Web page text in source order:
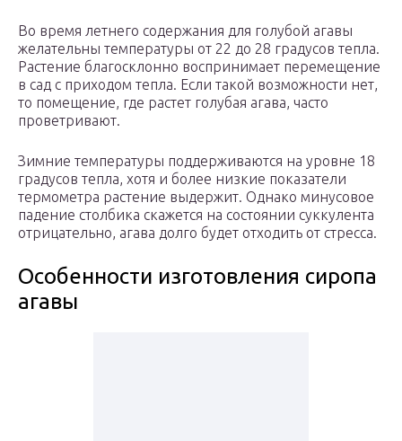
Во время летнего содержания для голубой агавы
желательны температуры от 22 до 28 градусов тепла.
Растение благосклонно воспринимает перемещение
в сад с приходом тепла. Если такой возможности нет,
то помещение, где растет голубая агава, часто
проветривают.
Зимние температуры поддерживаются на уровне 18
градусов тепла, хотя и более низкие показатели
термометра растение выдержит. Однако минусовое
падение столбика скажется на состоянии суккулента
отрицательно, агава долго будет отходить от стресса.
Особенности изготовления сиропа
агавы